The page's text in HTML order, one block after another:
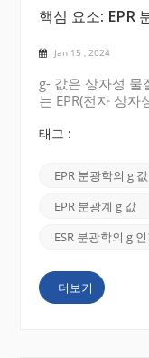
핵심 요소: EPR
Jan 15 , 2024
g- 값은 상자성 물
는 EPR(전자 상
factor) 에 대해 이
상수를 나타내는
재하는 상태에서
질의 공명 주파
냅니다. g 값은
데 일반적으로 사
기본 물리적 특성
태그 :
EPR 분광학의 g 값
EPR 분광계 g 값
ESR 분광학의 g
더보기